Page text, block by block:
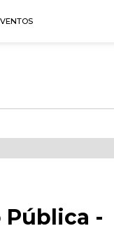
Pública -